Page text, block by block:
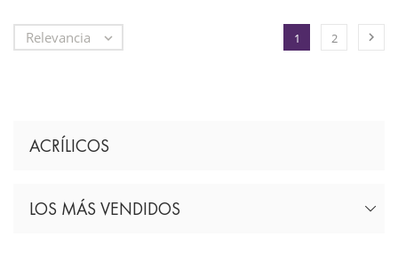
ACRÍLICOS
LOS MÁS VENDIDOS
Relevancia  1 2 